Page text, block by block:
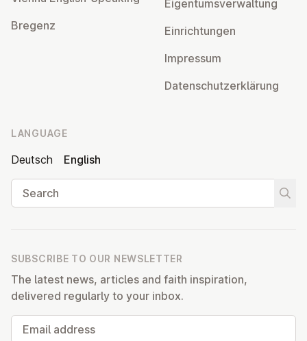
Bregenz
Ei­gentums­ver­wal­tung
Ein­rich­tun­gen
Impressum
Datens­chutzerklärung
LANGUAGE
Deutsch
English
Search
SUBSCRIBE TO OUR NEWSLETTER
The latest news, articles and faith inspiration,
delivered regularly to your inbox.
Email address